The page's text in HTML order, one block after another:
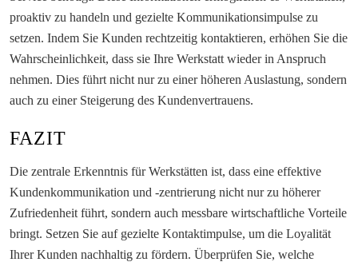
proaktiv zu handeln und gezielte Kommunikationsimpulse zu
setzen. Indem Sie Kunden rechtzeitig kontaktieren, erhöhen Sie die
Wahrscheinlichkeit, dass sie Ihre Werkstatt wieder in Anspruch
nehmen. Dies führt nicht nur zu einer höheren Auslastung, sondern
auch zu einer Steigerung des Kundenvertrauens.
FAZIT
Die zentrale Erkenntnis für Werkstätten ist, dass eine effektive
Kundenkommunikation und -zentrierung nicht nur zu höherer
Zufriedenheit führt, sondern auch messbare wirtschaftliche Vorteile
bringt. Setzen Sie auf gezielte Kontaktimpulse, um die Loyalität
Ihrer Kunden nachhaltig zu fördern. Überprüfen Sie, welche